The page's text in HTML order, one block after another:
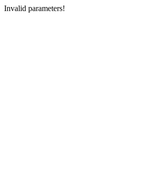
Invalid parameters!